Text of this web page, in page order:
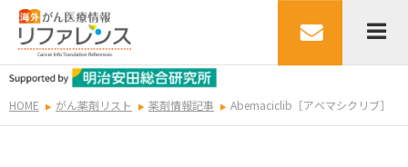
HOME がん薬剤リスト 薬剤情報記事 Abemaciclib［アベマシクリブ］